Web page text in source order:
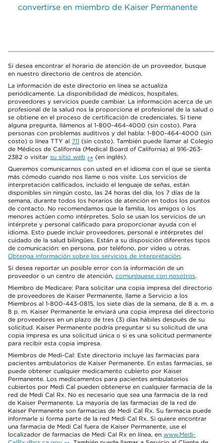
convertirse en miembro de Kaiser Permanente
Si desea encontrar el horario de atención de un proveedor, busque
en nuestro directorio de centros de atención.
La información de este directorio en línea se actualiza
periódicamente. La disponibilidad de médicos, hospitales,
proveedores y servicios puede cambiar. La información acerca de un
profesional de la salud nos la proporciona el profesional de la salud o
se obtiene en el proceso de certificación de credenciales. Si tiene
alguna pregunta, llámenos al 1-800-464-4000 (sin costo). Para
personas con problemas auditivos y del habla: 1-800-464-4000 (sin
costo) o línea TTY al 711 (sin costo). También puede llamar al Colegio
de Médicos de California (Medical Board of California) al 916-263-
2382 o visitar su sitio web
(en inglés).
Queremos comunicarnos con usted en el idioma con el que se sienta
más cómodo cuando nos llame o nos visite. Los servicios de
interpretación calificados, incluido el lenguaje de señas, están
disponibles sin ningún costo, las 24 horas del día, los 7 días de la
semana, durante todos los horarios de atención en todos los puntos
de contacto. No recomendamos que la familia, los amigos o los
menores actúen como intérpretes. Solo se usan los servicios de un
intérprete y personal calificado para proporcionar ayuda con el
idioma. Esto puede incluir proveedores, personal e intérpretes del
cuidado de la salud bilingües. Están a su disposición diferentes tipos
de comunicación: en persona, por teléfono, por video u otras.
Obtenga información sobre los servicios de interpretación.
Si desea reportar un posible error con la información de un
proveedor o un centro de atención, comuníquese con nosotros.
Miembro de Medicare: Para solicitar una copia impresa del directorio
de proveedores de Kaiser Permanente, llame a Servicio a los
Miembros al 1-800-443-0815, los siete días de la semana, de 8 a. m. a
8 p. m. Kaiser Permanente le enviará una copia impresa del directorio
de proveedores en un plazo de tres (3) días hábiles después de su
solicitud. Kaiser Permanente podría preguntar si su solicitud de una
copia impresa es una solicitud única o si es una solicitud permanente
para recibir esta copia impresa.
Miembros de Medi-Cal: Este directorio incluye las farmacias para
pacientes ambulatorios de Kaiser Permanente. En estas farmacias, se
puede obtener cualquier medicamento cubierto por Kaiser
Permanente. Los medicamentos para pacientes ambulatorios
cubiertos por Medi Cal pueden obtenerse en cualquier farmacia de la
red de Medi Cal Rx. No es necesario que sea una farmacia de la red
de Kaiser Permanente. La mayoría de las farmacias de la red de
Kaiser Permanente son farmacias de Medi Cal Rx. Su farmacia puede
informarle si forma parte de la red Medi Cal Rx. Si quiere encontrar
una farmacia de Medi Cal fuera de Kaiser Permanente, use el
localizador de farmacias de Medi Cal Rx en línea, en www.Medi-